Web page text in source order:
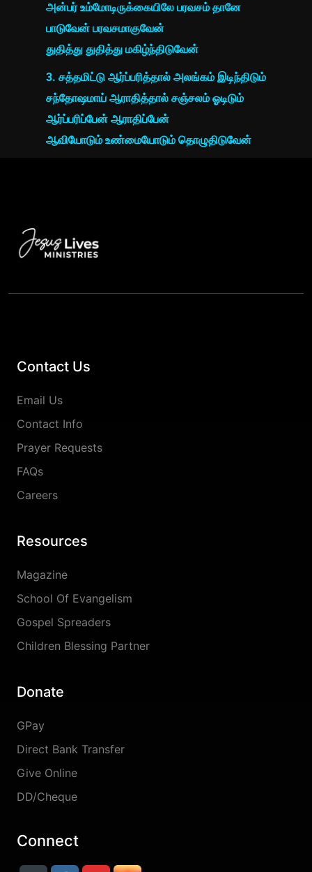
அன்பர் உம்மோடிருக்கையிலே பரவசம் தானே
பாடுவேன் பரவசமாகுவேன்
துதித்து துதித்து மகிழ்ந்திடுவேன்
3. சத்தமிட்டு ஆர்ப்பரித்தால் அலங்கம் இடிந்திடும்
சந்தோஷமாய் ஆராதித்தால் சஞ்சலம் ஓடிடும்
ஆர்ப்பரிப்பேன் ஆராதிப்பேன்
ஆவியோடும் உண்மையோடும் தொழுதிடுவேன்
Contact Us
Email Us
Contact Info
Prayer Requests
FAQs
Careers
Resources
Magazine
School Of Evangelism
Gospel Spreaders
Children Blessing Partner
Donate
GPay
Direct Bank Transfer
Give Online
DD/Cheque
Connect